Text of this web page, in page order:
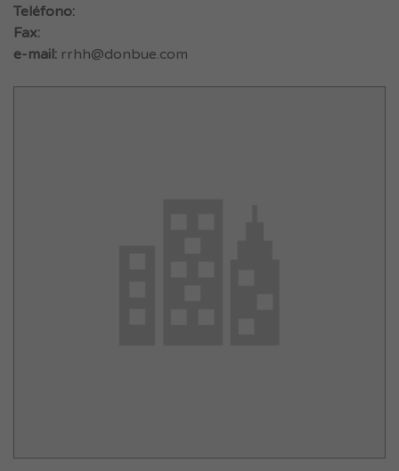
Teléfono:
Fax:
e-mail: rrhh@donbue.com